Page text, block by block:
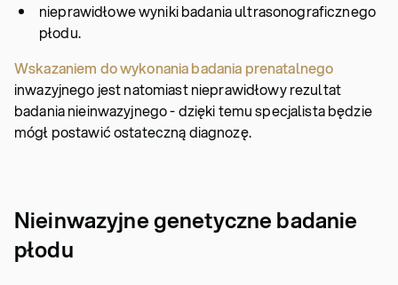
nieprawidłowe wyniki badania ultrasonograficznego
płodu.
Wskazaniem do wykonania badania prenatalnego
inwazyjnego jest natomiast nieprawidłowy rezultat
badania nieinwazyjnego - dzięki temu specjalista będzie
mógł postawić ostateczną diagnozę.
Nieinwazyjne genetyczne badanie
płodu